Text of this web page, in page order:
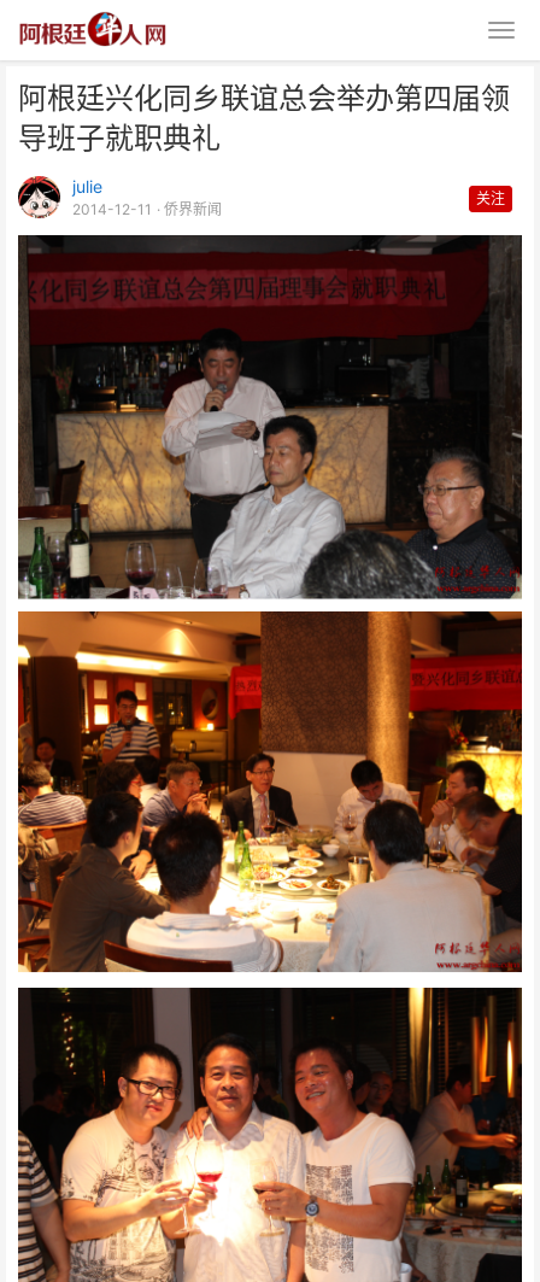
阿根廷兴化同乡联谊总会举办第四届领
导班子就职典礼
julie
2014-12-11 · 侨界新闻
关注
阿根廷兴化同乡联谊总会举办第四
届领导班子就职典礼